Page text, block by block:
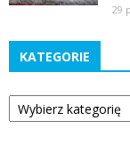
29
KATEGORIE
Kategorie